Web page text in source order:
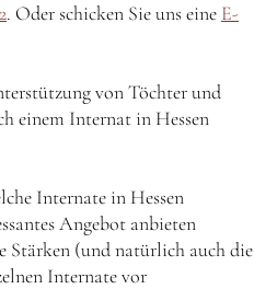
. Oder schicken Sie uns eine E-
von Töchter und
einem Internat in Hessen
Internate in Hessen
Angebot anbieten
Stärken (und natürlich auch die
Internate vor